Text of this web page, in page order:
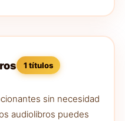
1 títulos
sin necesidad
audiolibros puedes